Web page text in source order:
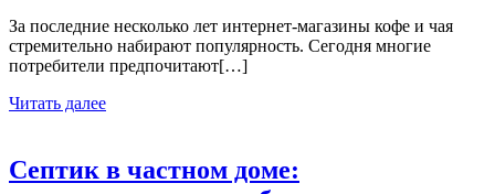
За последние несколько лет интернет-магазины кофе и чая
стремительно набирают популярность. Сегодня многие
потребители предпочитают[…]
Читать далее
Септик в частном доме: